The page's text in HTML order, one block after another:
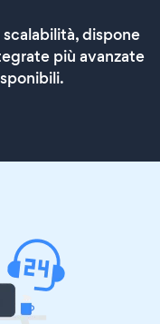
dispone
più avanzate